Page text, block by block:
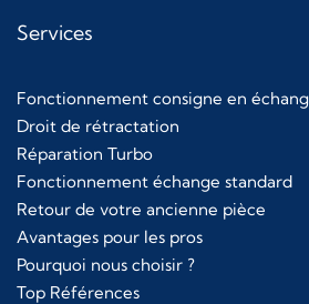
Services
Fonctionnement consigne en
Droit de rétractation
Réparation Turbo
Fonctionnement échange standard
Retour de votre ancienne pièce
Avantages pour les pros
Pourquoi nous choisir ?
Top Références